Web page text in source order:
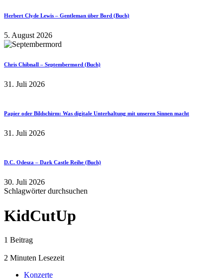
Herbert Clyde Lewis – Gentleman über Bord (Buch)
5. August 2026
Chris Chibnall – Septembermord (Buch)
31. Juli 2026
Papier oder Bildschirm: Was digitale Unterhaltung mit unseren Sinnen macht
31. Juli 2026
D.C. Odesza – Dark Castle Reihe (Buch)
30. Juli 2026
Schlagwörter durchsuchen
KidCutUp
1 Beitrag
2 Minuten Lesezeit
Konzerte